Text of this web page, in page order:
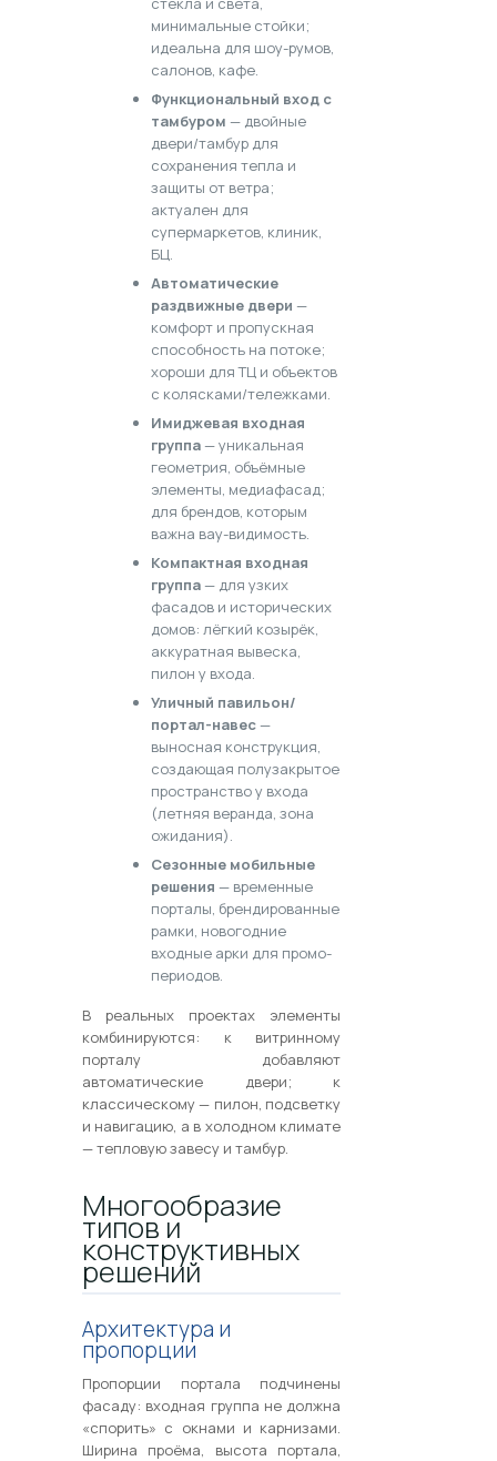
минимальные стойки;
идеальна для шоу-румов,
салонов, кафе.
Функциональный вход с
тамбуром — двойные
двери/тамбур для
сохранения тепла и
защиты от ветра;
актуален для
супермаркетов, клиник,
БЦ.
Автоматические
раздвижные двери —
комфорт и пропускная
способность на потоке;
хороши для ТЦ и объектов
с колясками/тележками.
Имиджевая входная
группа— уникальная
геометрия, объёмные
элементы, медиафасад;
для брендов, которым
важна вау-видимость.
Компактная входная
группа— для узких
фасадов и исторических
домов: лёгкий козырёк,
аккуратная вывеска,
пилон у входа.
Уличный павильон/
портал-навес—
выносная конструкция,
создающая полузакрытое
пространство у входа
(летняя веранда, зона
ожидания).
Сезонные мобильные
решения — временные
порталы, брендированные
рамки, новогодние
входные арки для промо-
периодов.
В реальных проектах элементы
комбинируются: к витринному
порталу добавляют
автоматические двери; к
классическому — пилон, подсветку
и навигацию, а в холодном климате
— тепловую завесу и тамбур.
Многообразие
типов и
конструктивных
решений
Архитектура и
пропорции
Пропорции портала подчинены
фасаду: входная группа не должна
«спорить» с окнами и карнизами.
Ширина проёма, высота портала,